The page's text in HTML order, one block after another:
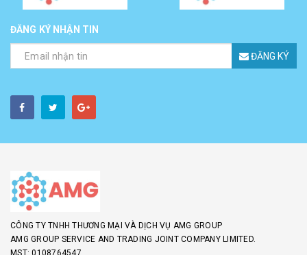
ĐĂNG KÝ NHẬN TIN
ĐĂNG KÝ
CÔNG TY TNHH THƯƠNG MẠI VÀ DỊCH VỤ AMG GROUP
AMG GROUP SERVICE AND TRADING JOINT COMPANY LIMITED.